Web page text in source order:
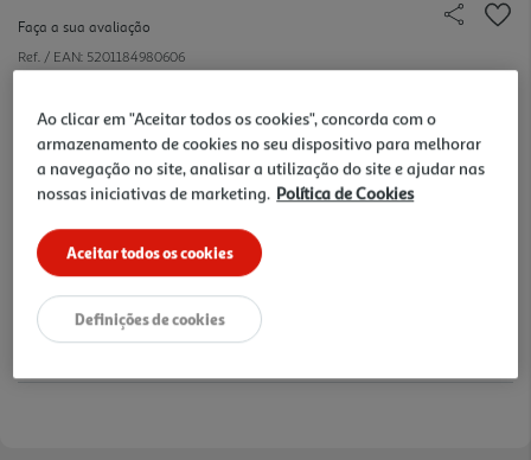
Faça a sua avaliação
Ref. / EAN: 5201184980606
2,99 €
Notas de preparação
Ao clicar em "Aceitar todos os cookies", concorda com o
armazenamento de cookies no seu dispositivo para melhorar
a navegação no site, analisar a utilização do site e ajudar nas
nossas iniciativas de marketing. Política de Cookies
Aceitar todos os cookies
Definições de cookies